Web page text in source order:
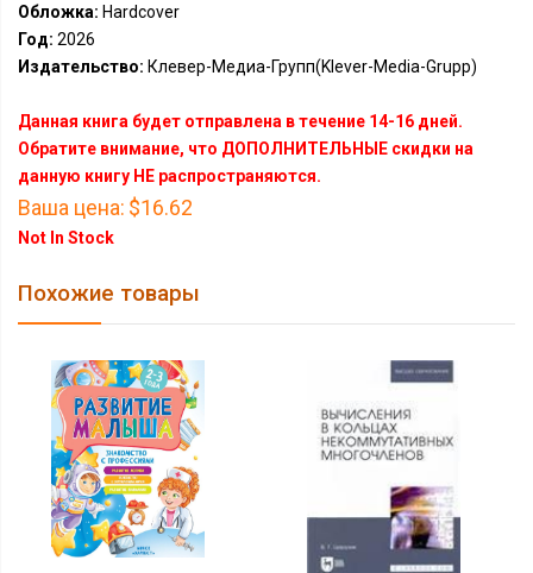
Обложка: Hardcover
Год: 2026
Издательство: Клевер-Медиа-Групп(Klever-Media-Grupp)
Данная книга будет отправлена в течение 14-16 дней.
Обратите внимание, что ДОПОЛНИТЕЛЬНЫЕ скидки на
данную книгу НЕ распространяются.
Ваша цена: $16.62
Not In Stock
Похожие товары